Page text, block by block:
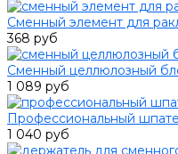
Сменный элемент для
368 руб
Сменный целлюлозный
1 089 руб
Профессиональный
1 040 руб